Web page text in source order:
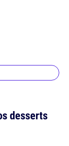
desserts